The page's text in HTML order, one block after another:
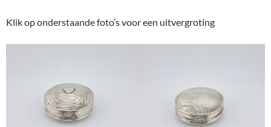
Klik op onderstaande foto’s voor een uitvergroting